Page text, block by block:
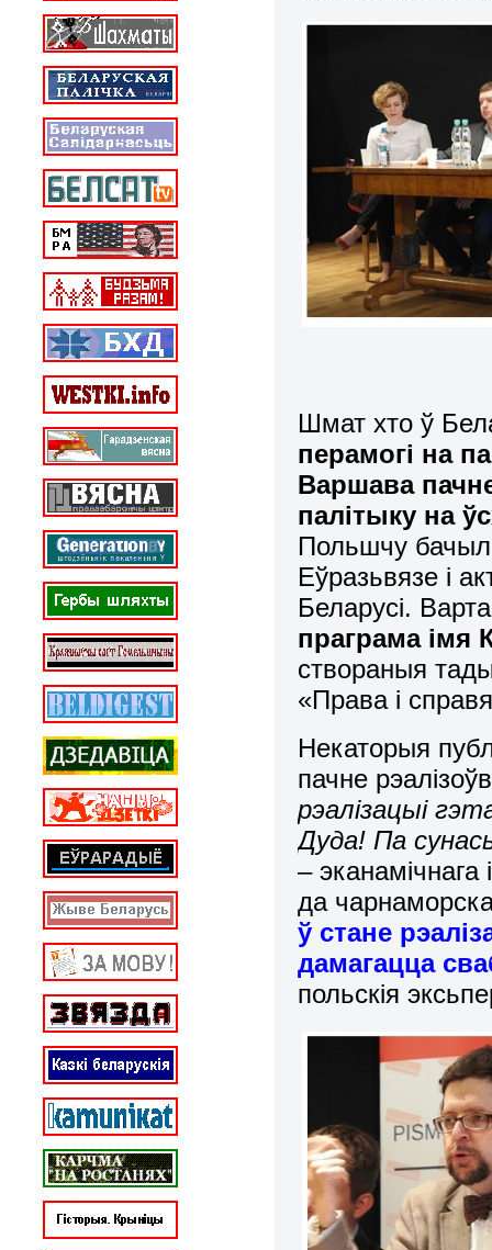
Шмат хто ў
перамогі на
Варшава
палітыку на
Польшчу
Еўразьвязе і
Беларусі.
праграма імя
створаныя
«Права і
Некаторыя
пачне
рэалізацыі
Дуда! Па
– эканамічнага
да
ў стане
дамагацца
польскія